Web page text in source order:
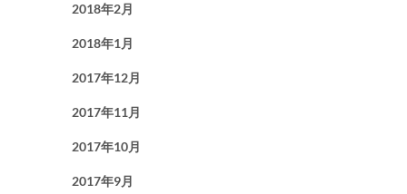
2018年2月
2018年1月
2017年12月
2017年11月
2017年10月
2017年9月